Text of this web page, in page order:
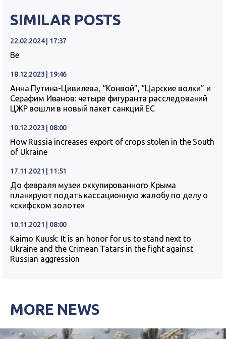
SIMILAR POSTS
22.02.2024 | 17:37
Ве
18.12.2023 | 19:46
Анна Путина-Цивилева, “Конвой”, “Царские волки” и
Серафим Иванов: четыре фигуранта расследований
ЦЖР вошли в новый пакет санкций ЕС
10.12.2023 | 08:00
How Russia increases export of crops stolen in the South
of Ukraine
17.11.2021 | 11:51
До февраля музеи оккупированного Крыма
планируют подать кассационную жалобу по делу о
«скифском золоте»
10.11.2021 | 08:00
Kaimo Kuusk: It is an honor for us to stand next to
Ukraine and the Crimean Tatars in the fight against
Russian aggression
MORE NEWS